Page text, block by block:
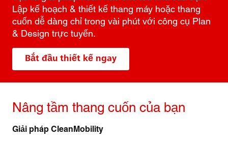
Lập kế hoạch & thiết kế thang máy hoặc thang
cuốn dễ dàng chỉ trong vài phút với công cụ Plan
& Design trực tuyến.
Bắt đầu thiết kế ngay
Nâng tầm thang cuốn của bạn
Giải pháp CleanMobility